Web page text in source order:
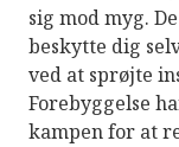
sig mod myg.
beskytte dig
ved at sprøjte
Forebyggelse
kampen for at